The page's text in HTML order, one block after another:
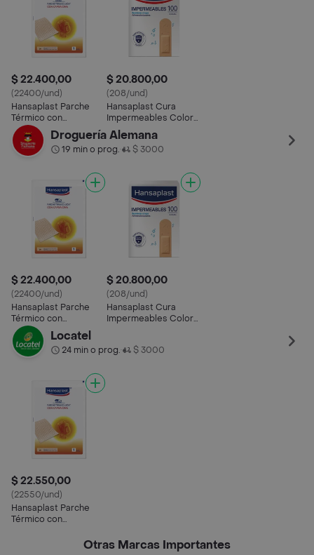
$ 22.400,00
(22400/und)
Hansaplast Parche
Térmico con
Capsaicina
$ 20.800,00
(208/und)
Hansaplast Cura
Impermeables Color
Piel
Droguería Alemana
19 min o prog.• $ 3000
$ 22.400,00
(22400/und)
Hansaplast Parche
Térmico con
Capsaicina
$ 20.800,00
(208/und)
Hansaplast Cura
Impermeables Color
Locatel
24 min o prog.• $ 3000
$ 22.550,00
(22550/und)
Hansaplast Parche
Térmico con
Otras Marcas Importantes